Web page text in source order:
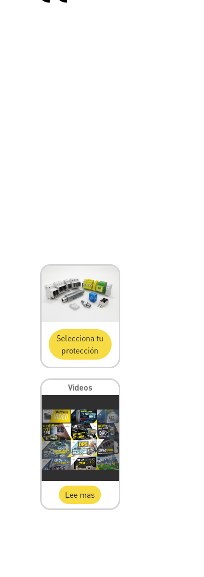
Selecciona tu
protección
Videos
Lee mas